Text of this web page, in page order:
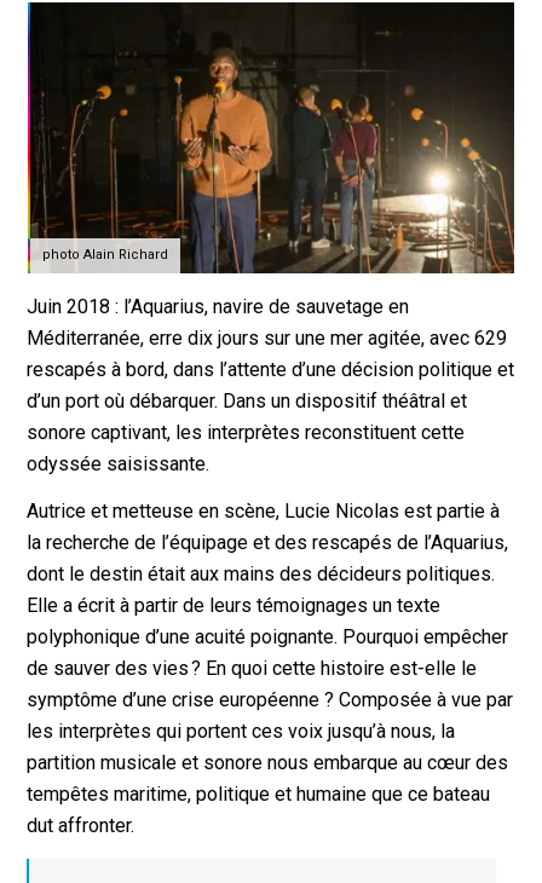
photo Alain Richard
Juin 2018 : l’Aquarius, navire de sauvetage en
Méditerranée, erre dix jours sur une mer agitée, avec 629
rescapés à bord, dans l’attente d’une décision politique et
d’un port où débarquer. Dans un dispositif théâtral et
sonore captivant, les interprètes reconstituent cette
odyssée saisissante.
Autrice et metteuse en scène, Lucie Nicolas est partie à
la recherche de l’équipage et des rescapés de l’Aquarius,
dont le destin était aux mains des décideurs politiques.
Elle a écrit à partir de leurs témoignages un texte
polyphonique d’une acuité poignante. Pourquoi empêcher
de sauver des vies ? En quoi cette histoire est-elle le
symptôme d’une crise européenne ? Composée à vue par
les interprètes qui portent ces voix jusqu’à nous, la
partition musicale et sonore nous embarque au cœur des
tempêtes maritime, politique et humaine que ce bateau
dut affronter.